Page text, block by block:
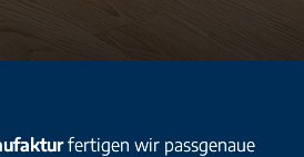
fertigen wir passgenaue